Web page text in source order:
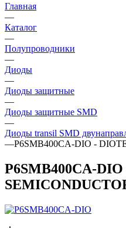
Главная
—
Каталог
—
Полупроводники
—
Диоды
—
Диоды защитные
—
Диоды защитные SMD
—
Диоды transil SMD
—P6SMB400CA-DIO -
P6SMB400CA-